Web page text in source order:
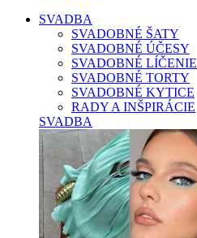
SVADBA
SVADOBNÉ ŠATY
SVADOBNÉ ÚČESY
SVADOBNÉ LÍČENIE
SVADOBNÉ TORTY
SVADOBNÉ KYTICE
RADY A INŠPIRÁCIE
SVADBA